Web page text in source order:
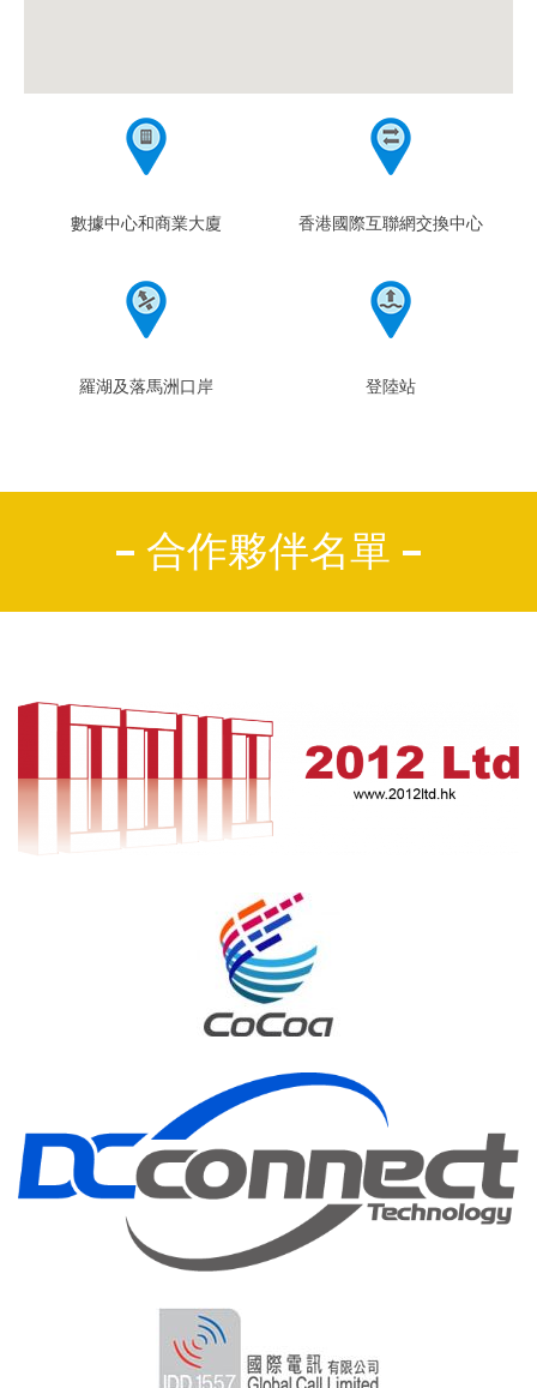
數據中心和商業大廈 香港國際互聯網交換中心
羅湖及落馬洲口岸 登陸站
合作夥伴名單